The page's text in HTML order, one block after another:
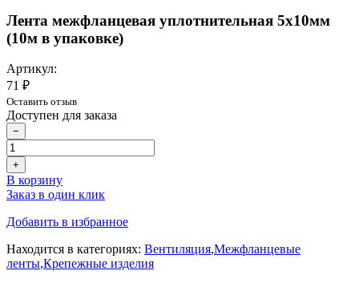
Лента межфланцевая уплотнительная 5х10мм
(10м в упаковке)
Артикул:
71 ₽
Оставить отзыв
Доступен для заказа
−
+
В корзину
Заказ в один клик
Добавить в избранное
Находится в категориях: Вентиляция,Межфланцевые
ленты,Крепежные изделия